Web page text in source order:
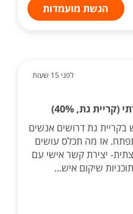
הגשת מועמדות
לפני 15 שעות
גת, 40%)
גת דרושים אנשים
אז מה תכלס עושים
יצירת קשר אישי עם
שיקום איש...